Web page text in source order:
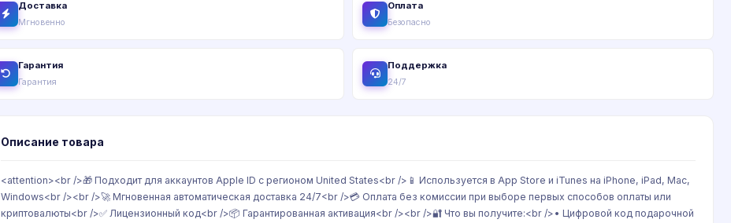
Доставка
Мгновенно
Оплата
Безопасно
Гарантия
Гарантия
Поддержка
24/7
Описание товара
<attention><br />🎁 Подходит для аккаунтов Apple ID с регионом United States<br />📱 Используется в App Store и iTunes на iPhone, iPad, Mac,
Windows<br /><br />🚀 Мгновенная автоматическая доставка 24/7<br />💳 Оплата без комиссии при выборе первых способов оплаты или
криптовалюты<br />✅ Лицензионный код<br />📦 Гарантированная активация<br /><br />🔐 Что вы получите:<br />• Цифровой код подарочной